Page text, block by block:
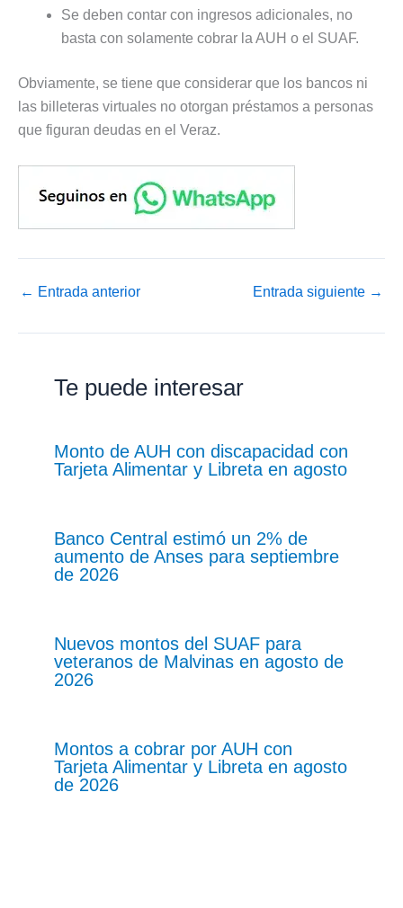
Se deben contar con ingresos adicionales, no
basta con solamente cobrar la AUH o el SUAF.
Obviamente, se tiene que considerar que los bancos ni
las billeteras virtuales no otorgan préstamos a personas
que figuran deudas en el Veraz.
← Entrada anterior Entrada siguiente →
Te puede interesar
Monto de AUH con discapacidad con
Tarjeta Alimentar y Libreta en agosto
Banco Central estimó un 2% de
aumento de Anses para septiembre
de 2026
Nuevos montos del SUAF para
veteranos de Malvinas en agosto de
2026
Montos a cobrar por AUH con
Tarjeta Alimentar y Libreta en agosto
de 2026